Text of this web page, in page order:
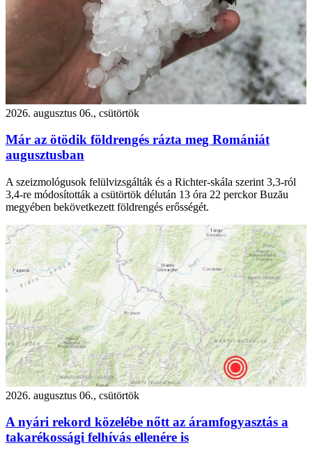
2026. augusztus 06., csütörtök
Már az ötödik földrengés rázta meg Romániát
augusztusban
A szeizmológusok felülvizsgálták és a Richter-skála szerint 3,3-ról
3,4-re módosították a csütörtök délután 13 óra 22 perckor Buzău
megyében bekövetkezett földrengés erősségét.
2026. augusztus 06., csütörtök
A nyári rekord közelébe nőtt az áramfogyasztás a
takarékossági felhívás ellenére is